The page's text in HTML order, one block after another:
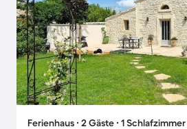
Ferienhaus ∙ 2 Gäste ∙ 1 Schlafzimmer